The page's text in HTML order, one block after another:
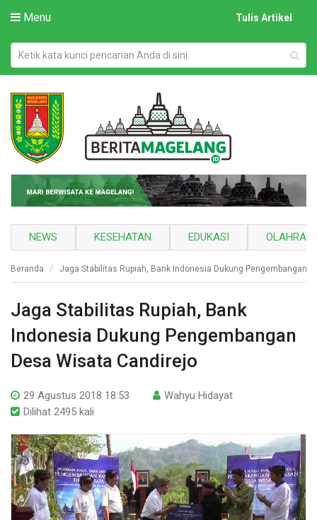
Menu Tulis Artikel
NEWS KESEHATAN EDUKASI
Beranda Jaga Stabilitas Rupiah, Bank Indonesia Dukung Pengembangan
Jaga Stabilitas Rupiah, Bank
Indonesia Dukung Pengembangan
Desa Wisata Candirejo
29 Agustus 2018 18:53
Wahyu Hidayat
Dilihat 2495 kali